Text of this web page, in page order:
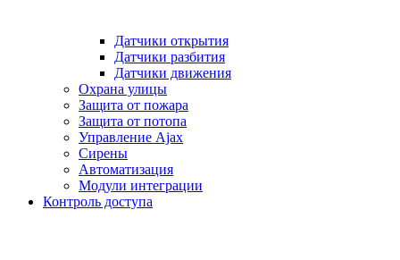
Датчики открытия
Датчики разбития
Датчики движения
Охрана улицы
Защита от пожара
Защита от потопа
Управление Ajax
Сирены
Автоматизация
Модули интеграции
Контроль доступа